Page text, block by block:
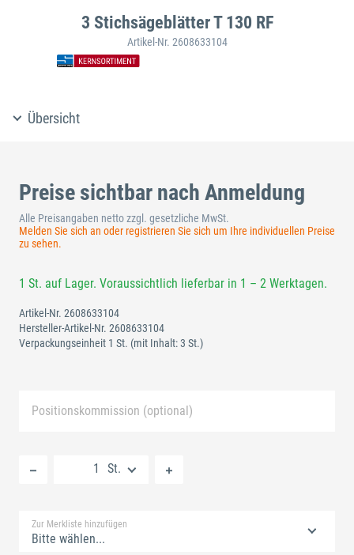
3 Stichsägeblätter T 130 RF
Artikel-Nr. 2608633104
Übersicht
Preise sichtbar nach Anmeldung
Alle Preisangaben netto zzgl. gesetzliche MwSt.
Melden Sie sich an oder registrieren Sie sich um Ihre individuellen Preise
zu sehen.
1 St. auf Lager. Voraussichtlich lieferbar in 1 – 2 Werktagen.
Artikel-Nr. 2608633104
Hersteller-Artikel-Nr. 2608633104
Verpackungseinheit 1 St. (mit Inhalt: 3 St.)
Positionskommission (optional)
St.
Zur Merkliste hinzufügen
Bitte wählen...